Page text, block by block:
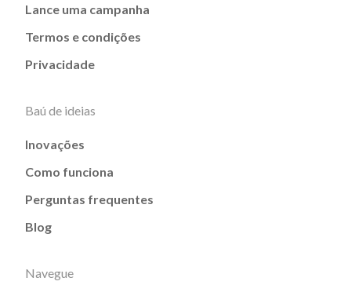
Lance uma campanha
Termos e condições
Privacidade
Baú de ideias
Inovações
Como funciona
Perguntas frequentes
Blog
Navegue